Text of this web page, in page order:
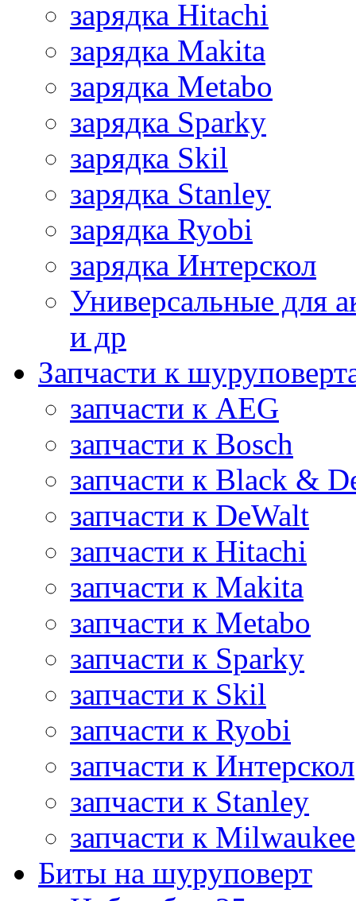
зарядка Hitachi
зарядка Makita
зарядка Metabo
зарядка Sparky
зарядка Skil
зарядка Stanley
зарядка Ryobi
зарядка Интерскол
Универсальные для
и др
Запчасти к
запчасти к AEG
запчасти к Bosch
запчасти к Black &
запчасти к DeWalt
запчасти к Hitachi
запчасти к Makita
запчасти к Metabo
запчасти к Sparky
запчасти к Skil
запчасти к Ryobi
запчасти к Интерскол
запчасти к Stanley
запчасти к Milwaukee
Биты на шуруповерт